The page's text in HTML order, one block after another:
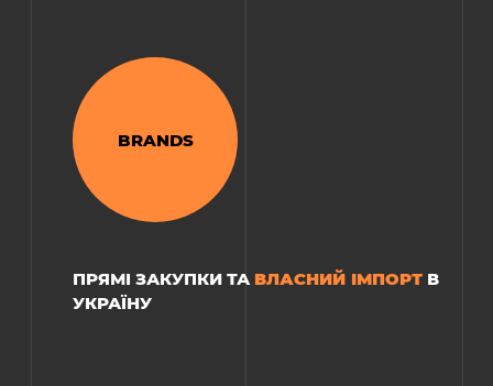
РЕСТОРАН «TRI:»
BRANDS
ПРЯМІ ЗАКУПКИ ТА ВЛАСНИЙ ІМПОРТ В
УКРАЇНУ